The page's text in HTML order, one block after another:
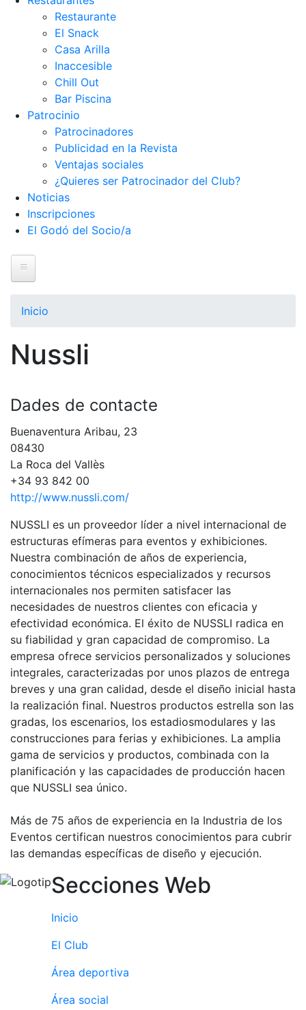
Restaurante
El Snack
Casa Arilla
Inaccesible
Chill Out
Bar Piscina
Patrocinio
Patrocinadores
Publicidad en la Revista
Ventajas sociales
¿Quieres ser Patrocinador del Club?
Noticias
Inscripciones
El Godó del Socio/a
Historia
Cronología
Presidentes
Organización
Junta
directiva
Comisiones
y comités
Estructura
ejecutiva
Fundación
Servicios
Instalaciones
Preguntas
Frecuentes
(FAQs)
Trabaja con
nosotros
Área deportiva
Tenis
tenis
Next Gen
Palmarés
equipos
Leyendas
Jugadores
Competiciones
Campeonato
Inicio
Nussli
Dades de contacte
Buenaventura Aribau, 23
08430
La Roca del Vallès
+34 93 842 00
http://www.nussli.com/
NUSSLI es un proveedor líder a nivel internacional de
estructuras efímeras para eventos y exhibiciones.
Nuestra combinación de años de experiencia,
conocimientos técnicos especializados y recursos
internacionales nos permiten satisfacer las
necesidades de nuestros clientes con eficacia y
efectividad económica. El éxito de NUSSLI radica en
su fiabilidad y gran capacidad de compromiso. La
empresa ofrece servicios personalizados y soluciones
integrales, caracterizadas por unos plazos de entrega
breves y una gran calidad, desde el diseño inicial hasta
la realización final. Nuestros productos estrella son las
gradas, los escenarios, los estadiosmodulares y las
construcciones para ferias y exhibiciones. La amplia
gama de servicios y productos, combinada con la
planificación y las capacidades de producción hacen
que NUSSLI sea único.
Más de 75 años de experiencia en la Industria de los
Eventos certifican nuestros conocimientos para cubrir
las demandas específicas de diseño y ejecución.
Secciones Web
Inicio
El Club
Área deportiva
Área social